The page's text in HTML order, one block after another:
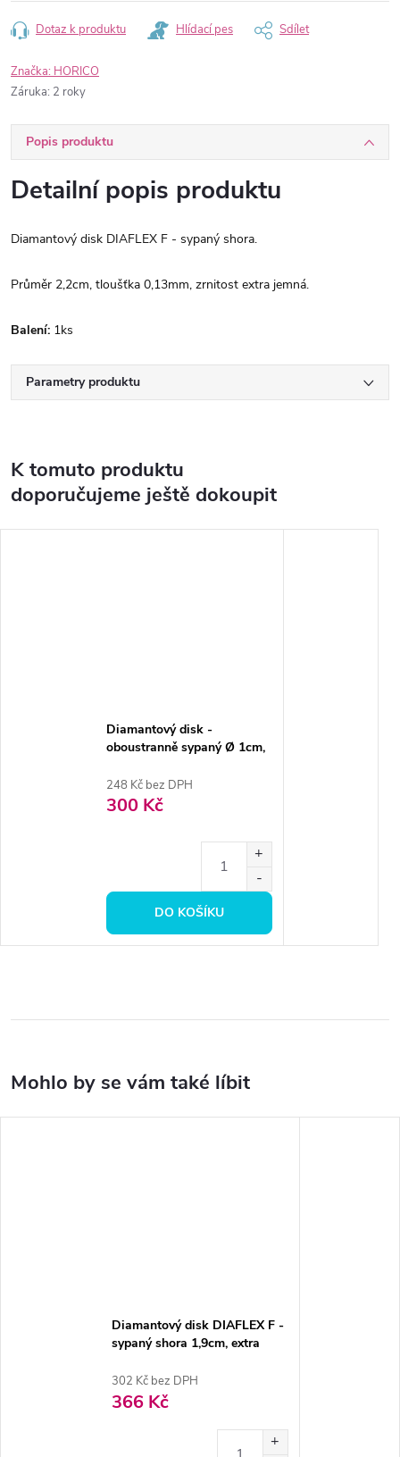
Dotaz k produktu Hlídací pes Sdílet
Značka: HORICO
Záruka: 2 roky
Popis produktu
Detailní popis produktu
Diamantový disk DIAFLEX F - sypaný shora.
Průměr 2,2cm, tloušťka 0,13mm, zrnitost extra jemná.
Balení: 1ks
Parametry produktu
K tomuto produktu
doporučujeme ještě dokoupit
Diamantový disk -
oboustranně sypaný Ø 1cm,
248 Kč bez DPH
300 Kč
DO KOŠÍKU
Diamantový disk DIAFLEX F -
sypaný shora 1,9cm, extra
302 Kč bez DPH
366 Kč